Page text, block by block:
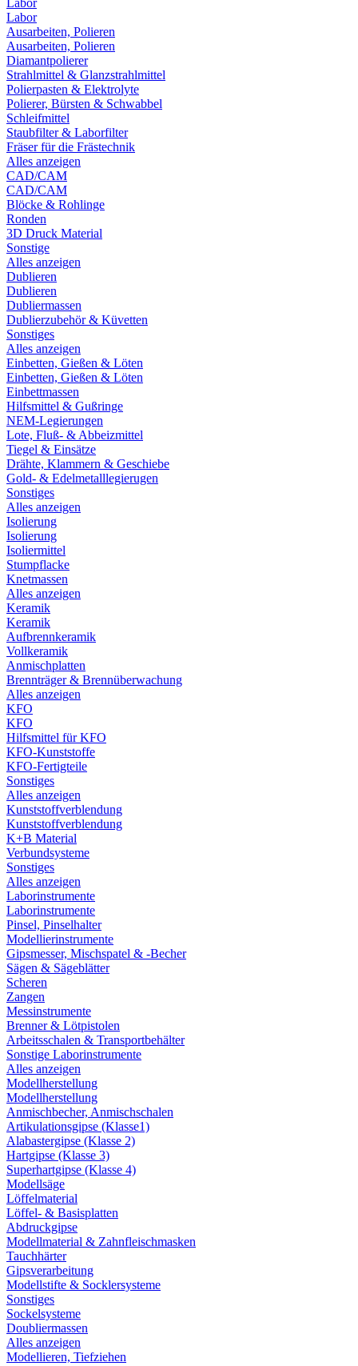
Labor
Labor
Ausarbeiten, Polieren
Ausarbeiten, Polieren
Diamantpolierer
Strahlmittel & Glanzstrahlmittel
Polierpasten & Elektrolyte
Polierer, Bürsten & Schwabbel
Schleifmittel
Staubfilter & Laborfilter
Fräser für die Frästechnik
Alles anzeigen
CAD/CAM
CAD/CAM
Blöcke & Rohlinge
Ronden
3D Druck Material
Sonstige
Alles anzeigen
Dublieren
Dublieren
Dubliermassen
Dublierzubehör & Küvetten
Sonstiges
Alles anzeigen
Einbetten, Gießen & Löten
Einbetten, Gießen & Löten
Einbettmassen
Hilfsmittel & Gußringe
NEM-Legierungen
Lote, Fluß- & Abbeizmittel
Tiegel & Einsätze
Drähte, Klammern & Geschiebe
Gold- & Edelmetalllegierugen
Sonstiges
Alles anzeigen
Isolierung
Isolierung
Isoliermittel
Stumpflacke
Knetmassen
Alles anzeigen
Keramik
Keramik
Aufbrennkeramik
Vollkeramik
Anmischplatten
Brennträger & Brennüberwachung
Alles anzeigen
KFO
KFO
Hilfsmittel für KFO
KFO-Kunststoffe
KFO-Fertigteile
Sonstiges
Alles anzeigen
Kunststoffverblendung
Kunststoffverblendung
K+B Material
Verbundsysteme
Sonstiges
Alles anzeigen
Laborinstrumente
Laborinstrumente
Pinsel, Pinselhalter
Modellierinstrumente
Gipsmesser, Mischspatel & -Becher
Sägen & Sägeblätter
Scheren
Zangen
Messinstrumente
Brenner & Lötpistolen
Arbeitsschalen & Transportbehälter
Sonstige Laborinstrumente
Alles anzeigen
Modellherstellung
Modellherstellung
Anmischbecher, Anmischschalen
Artikulationsgipse (Klasse1)
Alabastergipse (Klasse 2)
Hartgipse (Klasse 3)
Superhartgipse (Klasse 4)
Modellsäge
Löffelmaterial
Löffel- & Basisplatten
Abdruckgipse
Modellmaterial & Zahnfleischmasken
Tauchhärter
Gipsverarbeitung
Modellstifte & Socklersysteme
Sonstiges
Sockelsysteme
Doubliermassen
Alles anzeigen
Modellieren, Tiefziehen